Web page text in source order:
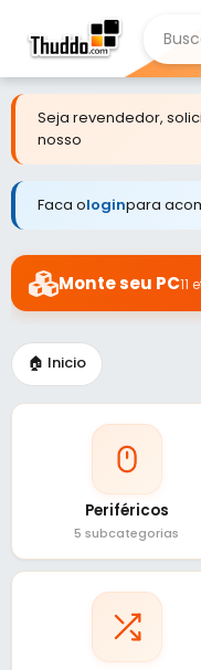
Seja revendedor,
nosso
Faca ologinpara
Monte seu PC11
🏠 Inicio
Periféricos
5 subcategorias